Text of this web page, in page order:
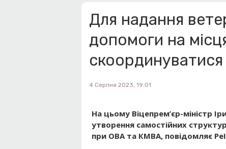
Для надання
допомоги на
4 Серпня 2023, 19:01
На цьому Віцепрем’єр-міністр
утворення самостійних
при ОВА та КМВА, повідомляє